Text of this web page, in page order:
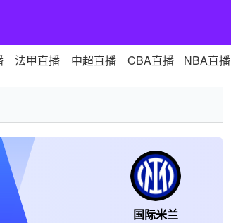
法甲直播 中超直播 CBA直播 NBA直播
国际米兰